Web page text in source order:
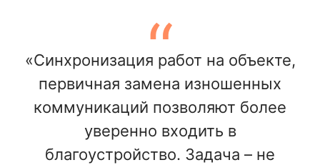
«Синхронизация работ на объекте,
первичная замена изношенных
коммуникаций позволяют более
уверенно входить в
благоустройство. Задача – не